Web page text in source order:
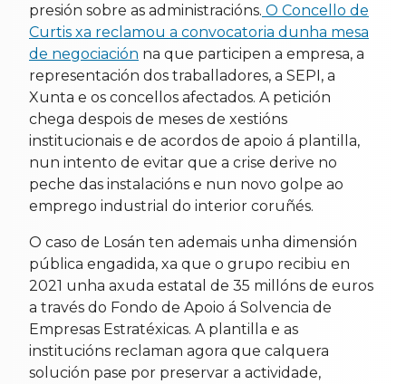
presión sobre as administracións. O Concello de
Curtis xa reclamou a convocatoria dunha mesa
de negociación na que participen a empresa, a
representación dos traballadores, a SEPI, a
Xunta e os concellos afectados. A petición
chega despois de meses de xestións
institucionais e de acordos de apoio á plantilla,
nun intento de evitar que a crise derive no
peche das instalacións e nun novo golpe ao
emprego industrial do interior coruñés.
O caso de Losán ten ademais unha dimensión
pública engadida, xa que o grupo recibiu en
2021 unha axuda estatal de 35 millóns de euros
a través do Fondo de Apoio á Solvencia de
Empresas Estratéxicas. A plantilla e as
institucións reclaman agora que calquera
solución pase por preservar a actividade,